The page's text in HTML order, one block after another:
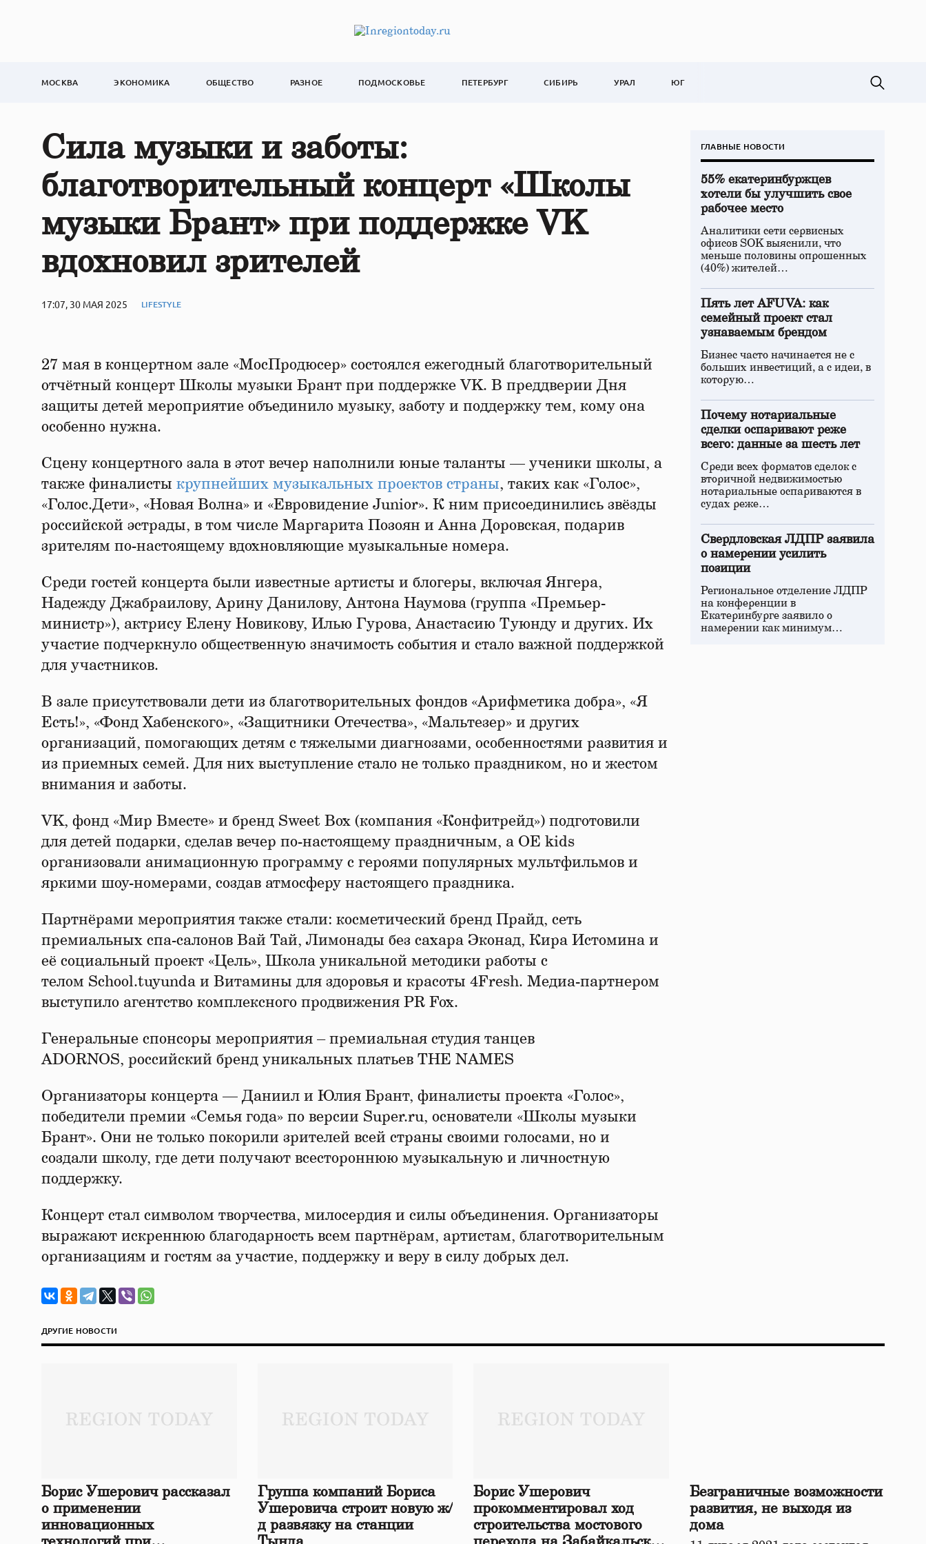
МОСКВА ЭКОНОМИКА ОБЩЕСТВО РАЗНОЕ ПОДМОСКОВЬЕ ПЕТЕРБУРГ СИБИРЬ УРАЛ ЮГ
Сила музыки и заботы:
благотворительный концерт «Школы
музыки Брант» при поддержке VK
вдохновил зрителей
17:07, 30 МАЯ 2025 LIFESTYLE
27 мая в концертном зале «МосПродюсер» состоялся ежегодный благотворительный
отчётный концерт Школы музыки Брант при поддержке VK. В преддверии Дня
защиты детей мероприятие объединило музыку, заботу и поддержку тем, кому она
особенно нужна.
Сцену концертного зала в этот вечер наполнили юные таланты — ученики школы, а
также финалисты крупнейших музыкальных проектов страны, таких как «Голос»,
«Голос.Дети», «Новая Волна» и «Евровидение Junior». К ним присоединились звёзды
российской эстрады, в том числе Маргарита Позоян и Анна Доровская, подарив
зрителям по-настоящему вдохновляющие музыкальные номера.
Среди гостей концерта были известные артисты и блогеры, включая Янгера,
Надежду Джабраилову, Арину Данилову, Антона Наумова (группа «Премьер-
министр»), актрису Елену Новикову, Илью Гурова, Анастасию Туюнду и других. Их
участие подчеркнуло общественную значимость события и стало важной поддержкой
для участников.
В зале присутствовали дети из благотворительных фондов «Арифметика добра», «Я
Есть!», «Фонд Хабенского», «Защитники Отечества», «Мальтезер» и других
организаций, помогающих детям с тяжелыми диагнозами, особенностями развития и
из приемных семей. Для них выступление стало не только праздником, но и жестом
внимания и заботы.
VK, фонд «Мир Вместе» и бренд Sweet Box (компания «Конфитрейд») подготовили
для детей подарки, сделав вечер по-настоящему праздничным, а OE kids
организовали анимационную программу с героями популярных мультфильмов и
яркими шоу-номерами, создав атмосферу настоящего праздника.
Партнёрами мероприятия также стали: косметический бренд Прайд, сеть
премиальных спа-салонов Вай Тай, Лимонады без сахара Эконад, Кира Истомина и
её социальный проект «Цель», Школа уникальной методики работы с
телом School.tuyunda и Витамины для здоровья и красоты 4Fresh. Медиа-партнером
выступило агентство комплексного продвижения PR Fox.
Генеральные спонсоры мероприятия – премиальная студия танцев
ADORNOS, российский бренд уникальных платьев THE NAMES
Организаторы концерта — Даниил и Юлия Брант, финалисты проекта «Голос»,
победители премии «Семья года» по версии Super.ru, основатели «Школы музыки
Брант». Они не только покорили зрителей всей страны своими голосами, но и
создали школу, где дети получают всестороннюю музыкальную и личностную
поддержку.
Концерт стал символом творчества, милосердия и силы объединения. Организаторы
выражают искреннюю благодарность всем партнёрам, артистам, благотворительным
организациям и гостям за участие, поддержку и веру в силу добрых дел.
ГЛАВНЫЕ НОВОСТИ
55% екатеринбуржцев
хотели бы улучшить свое
рабочее место
Аналитики сети сервисных
офисов SOK выяснили, что
меньше половины опрошенных
(40%) жителей…
Пять лет AFUVA: как
семейный проект стал
узнаваемым брендом
Бизнес часто начинается не с
больших инвестиций, а с идеи, в
которую…
Почему нотариальные
сделки оспаривают реже
всего: данные за шесть лет
Среди всех форматов сделок с
вторичной недвижимостью
нотариальные оспариваются в
судах реже…
Свердловская ЛДПР заявила
о намерении усилить
позиции
Региональное отделение ЛДПР
на конференции в
Екатеринбурге заявило о
намерении как минимум…
ДРУГИЕ НОВОСТИ
Борис Ушерович рассказал
о применении
инновационных
Группа компаний Бориса
Ушеровича строит новую ж/
д развязку на станции
Борис Ушерович
прокомментировал ход
строительства мостового
Безграничные возможности
развития, не выходя из
дома